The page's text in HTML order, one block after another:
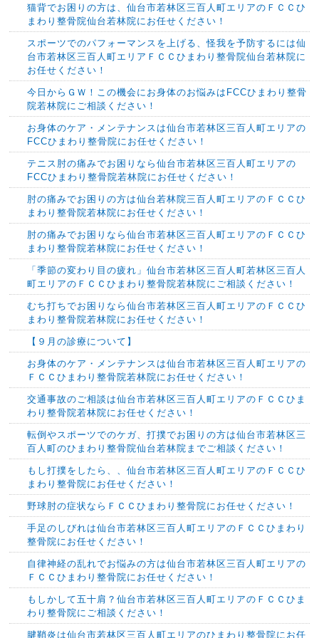
猫背でお困りの方は、仙台市若林区三百人町エリアのＦＣＣひ
まわり整骨院仙台若林院にお任せください！
スポーツでのパフォーマンスを上げる、怪我を予防するには仙
台市若林区三百人町エリアＦＣＣひまわり整骨院仙台若林院に
お任せください！
今日からＧＷ！この機会にお身体のお悩みはFCCひまわり整骨
院若林院にご相談ください！
お身体のケア・メンテナンスは仙台市若林区三百人町エリアの
FCCひまわり整骨院にお任せください！
テニス肘の痛みでお困りなら仙台市若林区三百人町エリアの
FCCひまわり整骨院若林院にお任せください！
肘の痛みでお困りの方は仙台若林院三百人町エリアのＦＣＣひ
まわり整骨院若林院にお任せください！
肘の痛みでお困りなら仙台市若林区三百人町エリアのＦＣＣひ
まわり整骨院若林院にお任せください！
「季節の変わり目の疲れ」仙台市若林区三百人町若林区三百人
町エリアのＦＣＣひまわり整骨院若林院にご相談ください！
むち打ちでお困りなら仙台市若林区三百人町エリアのＦＣＣひ
まわり整骨院若林院にお任せください！
【９月の診療について】
お身体のケア・メンテナンスは仙台市若林区三百人町エリアの
ＦＣＣひまわり整骨院若林院にお任せください！
交通事故のご相談は仙台市若林区三百人町エリアのＦＣＣひま
わり整骨院若林院にお任せください！
転倒やスポーツでのケガ、打撲でお困りの方は仙台市若林区三
百人町のひまわり整骨院仙台若林院までご相談ください！
もし打撲をしたら、、仙台市若林区三百人町エリアのＦＣＣひ
まわり整骨院にお任せください！
野球肘の症状ならＦＣＣひまわり整骨院にお任せください！
手足のしびれは仙台市若林区三百人町エリアのＦＣＣひまわり
整骨院にお任せください！
自律神経の乱れでお悩みの方は仙台市若林区三百人町エリアの
ＦＣＣひまわり整骨院にお任せください！
もしかして五十肩？仙台市若林区三百人町エリアのＦＣＣひま
わり整骨院にご相談ください！
腱鞘炎は仙台市若林区三百人町エリアのひまわり整骨院にお任